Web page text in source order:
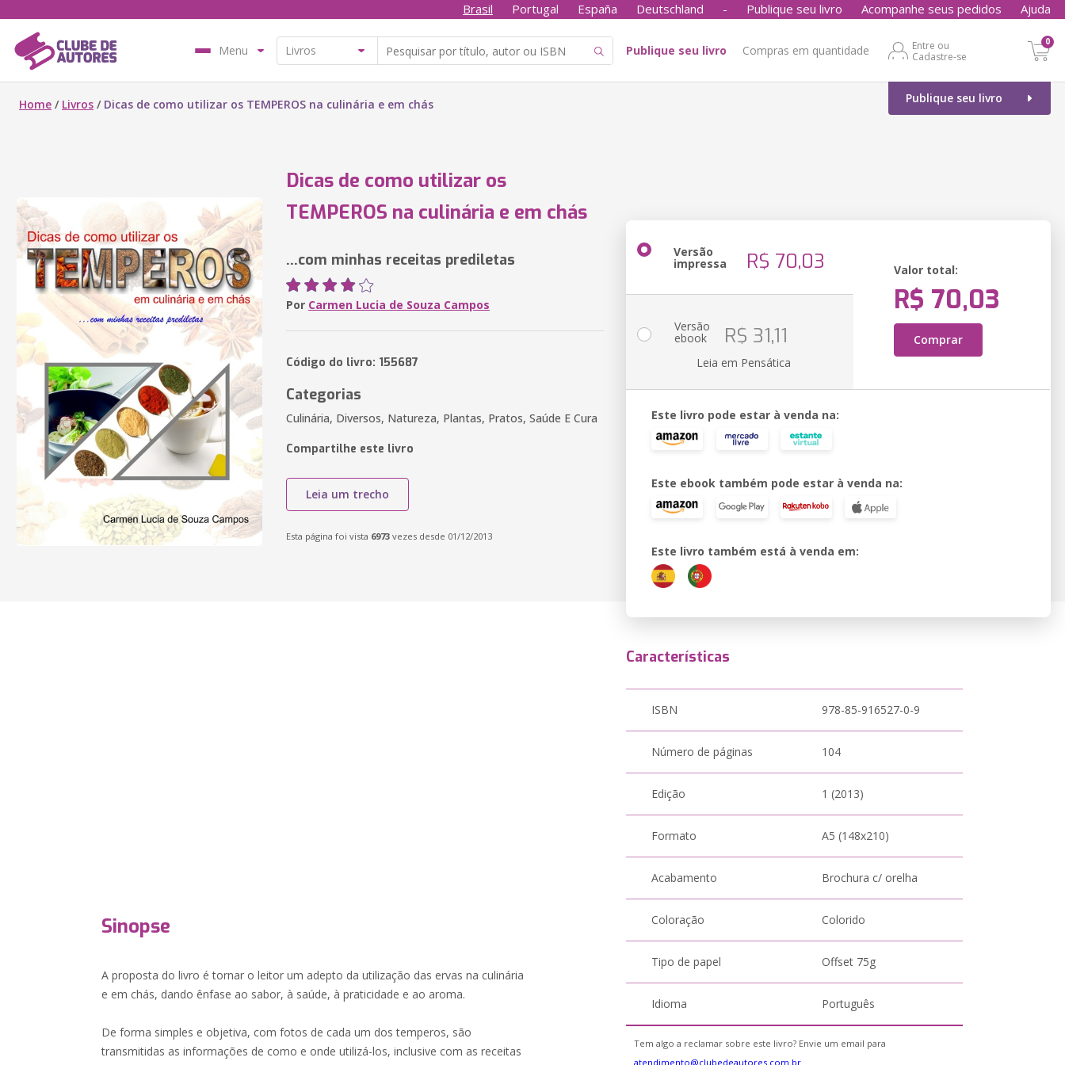
Brasil Portugal España Deutschland - Publique seu livro Acompanhe seus pedidos Ajuda
Menu Publique seu livro Compras em quantidade
Entre ou
Cadastre-se
0
Publique seu livro
Home / Livros / Dicas de como utilizar os TEMPEROS na culinária e em chás
Dicas de como utilizar os
TEMPEROS na culinária e em chás
...com minhas receitas prediletas
Por Carmen Lucia de Souza Campos
Código do livro: 155687
Categorias
Culinária, Diversos, Natureza, Plantas, Pratos, Saúde E Cura
Compartilhe este livro
Leia um trecho
Esta página foi vista 6973 vezes desde 01/12/2013
Versão
impressa R$ 70,03 Valor total:
R$ 70,03
Comprar
Versão
ebook R$ 31,11
Leia em Pensática
Este livro pode estar à venda na:
Este ebook também pode estar à venda na:
Este livro também está à venda em:
Sinopse
A proposta do livro é tornar o leitor um adepto da utilização das ervas na culinária
e em chás, dando ênfase ao sabor, à saúde, à praticidade e ao aroma.
De forma simples e objetiva, com fotos de cada um dos temperos, são
transmitidas as informações de como e onde utilizá-los, inclusive com as receitas
Características
ISBN 978-85-916527-0-9
Número de páginas 104
Edição 1 (2013)
Formato A5 (148x210)
Acabamento Brochura c/ orelha
Coloração Colorido
Tipo de papel Offset 75g
Idioma Português
Tem algo a reclamar sobre este livro? Envie um email para
atendimento@clubedeautores.com.br